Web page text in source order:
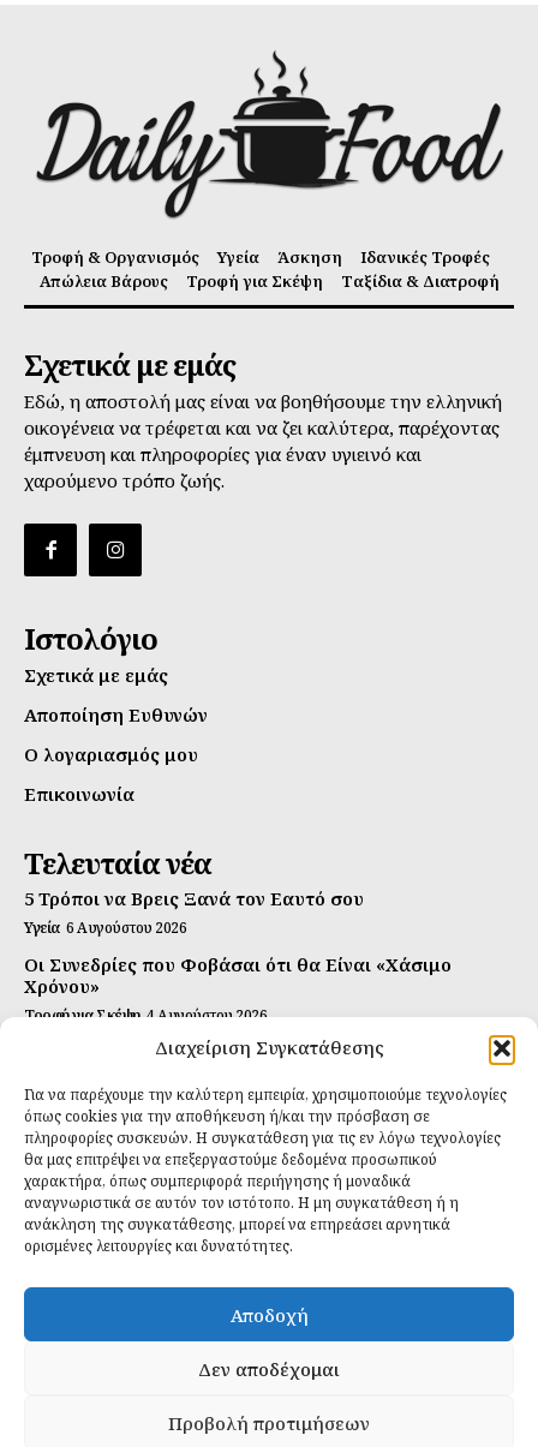
Διαχείριση Συγκατάθεσης
Για να παρέχουμε την καλύτερη εμπειρία, χρησιμοποιούμε τεχνολογίες
όπως cookies για την αποθήκευση ή/και την πρόσβαση σε
πληροφορίες συσκευών. Η συγκατάθεση για τις εν λόγω τεχνολογίες
θα μας επιτρέψει να επεξεργαστούμε δεδομένα προσωπικού
χαρακτήρα, όπως συμπεριφορά περιήγησης ή μοναδικά
αναγνωριστικά σε αυτόν τον ιστότοπο. Η μη συγκατάθεση ή η
ανάκληση της συγκατάθεσης, μπορεί να επηρεάσει αρνητικά
ορισμένες λειτουργίες και δυνατότητες.
Αποδοχή
Δεν αποδέχομαι
Προβολή προτιμήσεων
Τροφή & Οργανισμός Υγεία Άσκηση
Ιδανικές Τροφές
Απώλεια Βάρους
Τροφή για Σκέψη Ταξίδια & Διατροφή
Σχετικά με εμάς
Εδώ, η αποστολή μας είναι να βοηθήσουμε την ελληνική
οικογένεια να τρέφεται και να ζει καλύτερα, παρέχοντας
έμπνευση και πληροφορίες για έναν υγιεινό και
χαρούμενο τρόπο ζωής.
Ιστολόγιο
Σχετικά με εμάς
Αποποίηση Ευθυνών
Ο λογαριασμός μου
Επικοινωνία
Τελευταία νέα
5 Τρόποι να Βρεις Ξανά τον Εαυτό σου
Υγεία 6 Αυγούστου 2026
Οι Συνεδρίες που Φοβάσαι ότι θα Είναι «Χάσιμο
Χρόνου»
Τροφή για Σκέψη 4 Αυγούστου 2026
Αυτή Είναι η Συνταγή για Τέλεια Κομπούτσα
Ιδανικές Τροφές 26 Ιουλίου 2026
Εγγραφείτε
ΕΓΓΡΑΦΉ
Έχω διαβάσει και δέχομαι τηνπολιτική απορρήτου